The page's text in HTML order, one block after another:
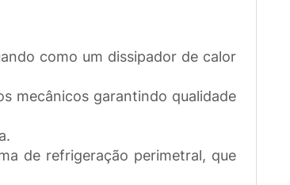
como um dissipador de calor
mecânicos garantindo qualidade
de refrigeração perimetral, que